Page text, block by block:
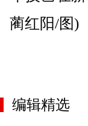
蔺红阳/图)
编辑精选